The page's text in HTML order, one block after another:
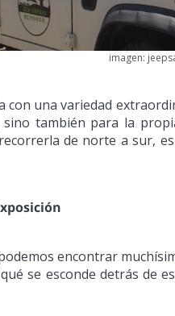
imagen:
con una variedad
también para la
de norte a sur,
encontrar
se esconde detrás de